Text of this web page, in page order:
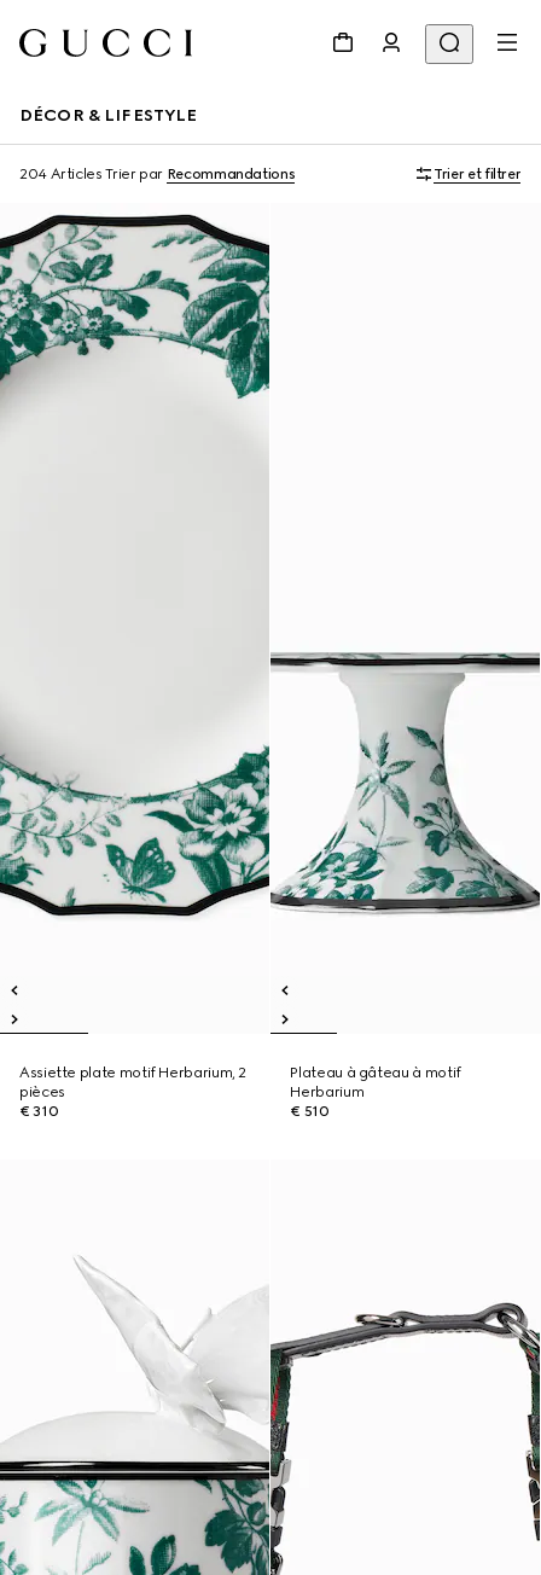
DÉCOR & LIFESTYLE
204 Articles Trier par Recommandations Trier et filtrer
Assiette plate motif Herbarium, 2
pièces
€ 310
Plateau à gâteau à motif
Herbarium
€ 510